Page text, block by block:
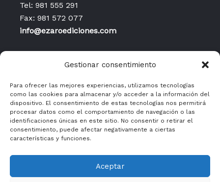
Gestionar consentimiento
Para ofrecer las mejores experiencias, utilizamos tecnologías
como las cookies para almacenar y/o acceder a la información del
dispositivo. El consentimiento de estas tecnologías nos permitirá
procesar datos como el comportamiento de navegación o las
identificaciones únicas en este sitio. No consentir o retirar el
consentimiento, puede afectar negativamente a ciertas
características y funciones.
Aceptar
Tel: 981 555 291
Fax: 981 572 077
info@ezaroediciones.com
Publicaciones
Política de privacidad
Aviso legal y condiciones
generales de uso
Políticas de cookies